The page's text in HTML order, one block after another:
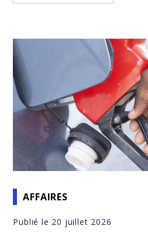
AFFAIRES
Publié le 20 juillet 2026